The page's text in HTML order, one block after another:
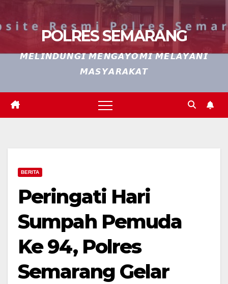
POLRES SEMARANG
𝙈𝙀𝙇𝙄𝙉𝘿𝙐𝙉𝙂𝙄 𝙈𝙀𝙉𝙂𝘼𝙔𝙊𝙈𝙄 𝙈𝙀𝙇𝘼𝙔𝘼𝙉𝙄
𝙈𝘼𝙎𝙔𝘼𝙍𝘼𝙆𝘼𝙏
BERITA
Peringati Hari
Sumpah Pemuda
Ke 94, Polres
Semarang Gelar